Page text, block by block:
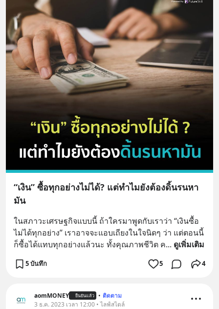
“เงิน” ซื้อทุกอย่างไม่ได้? แต่ทำไมยังต้องดิ้นรนหา
มัน
ในสภาวะเศรษฐกิจแบบนี้ ถ้าใครมาพูดกับเราว่า “เงินซื้อ
ไม่ได้ทุกอย่าง” เราอาจจะแอบเถียงในใจนิดๆ ว่า แต่ตอนนี้
ก็ซื้อได้แทบทุกอย่างแล้วนะ ทั้งคุณภาพชีวิต ค... ดูเพิ่มเติม
5 บันทึก 5 4
aomMONEY ยืนยันแล้ว • ติดตาม
3 ธ.ค. 2023 เวลา 12:00 • ไลฟ์สไตล์